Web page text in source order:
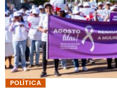
POLÍTICA